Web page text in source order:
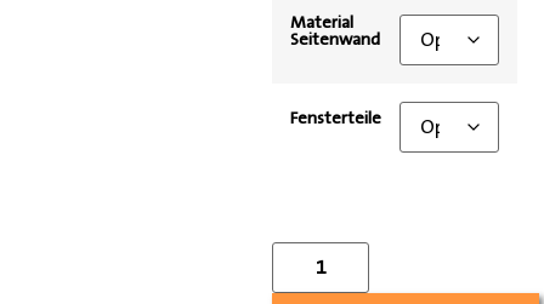
Material
Seitenwand
Fensterteile